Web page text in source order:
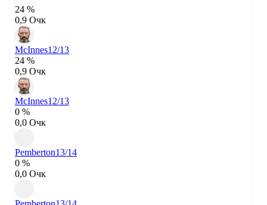
24 %
0,9 Очк
McInnes12/13
24 %
0,9 Очк
McInnes12/13
0 %
0,0 Очк
Pemberton13/14
0 %
0,0 Очк